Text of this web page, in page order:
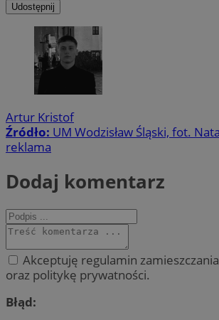
Udostępnij
Artur Kristof
Źródło: UM Wodzisław Śląski, fot.
reklama
Dodaj komentarz
Akceptuję regulamin
oraz politykę prywatności.
Błąd: